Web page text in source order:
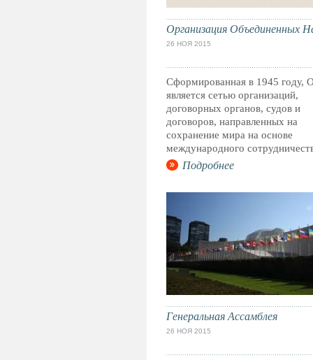
Организация Объединенных
26 НОЯ 2015
Сформированная в 1945 году,
является сетью организаций,
договорных органов, судов и
договоров, направленных на
сохранение мира на основе
международного
Подробнее
Генеральная Ассамблея
26 НОЯ 2015